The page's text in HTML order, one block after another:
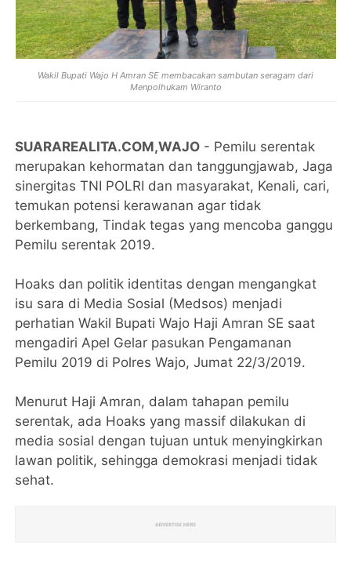
Wakil Bupati Wajo H Amran SE membacakan sambutan seragam dari
Menpolhukam Wiranto
SUARAREALITA.COM,WAJO - Pemilu serentak
merupakan kehormatan dan tanggungjawab, Jaga
sinergitas TNI POLRI dan masyarakat, Kenali, cari,
temukan potensi kerawanan agar tidak
berkembang, Tindak tegas yang mencoba ganggu
Pemilu serentak 2019.
Hoaks dan politik identitas dengan mengangkat
isu sara di Media Sosial (Medsos) menjadi
perhatian Wakil Bupati Wajo Haji Amran SE saat
mengadiri Apel Gelar pasukan Pengamanan
Pemilu 2019 di Polres Wajo, Jumat 22/3/2019.
Menurut Haji Amran, dalam tahapan pemilu
serentak, ada Hoaks yang massif dilakukan di
media sosial dengan tujuan untuk menyingkirkan
lawan politik, sehingga demokrasi menjadi tidak
sehat.